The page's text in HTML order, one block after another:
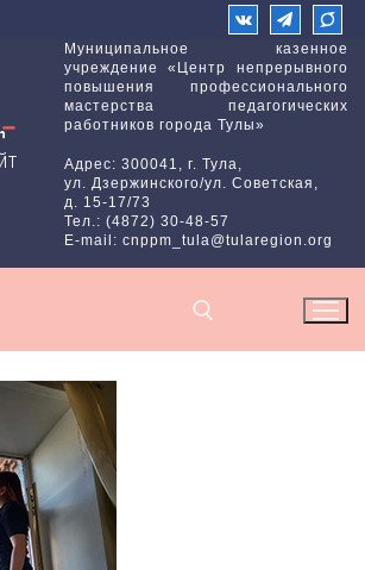
Муниципальное казенное
учреждение «Центр непрерывного
повышения профессионального
мастерства педагогических
работников города Тулы»
Адрес: 300041, г. Тула,
ул. Дзержинского/ул. Советская,
д. 15-17/73
Тел.: (4872) 30-48-57
E-mail: cnppm_tula@tularegion.org